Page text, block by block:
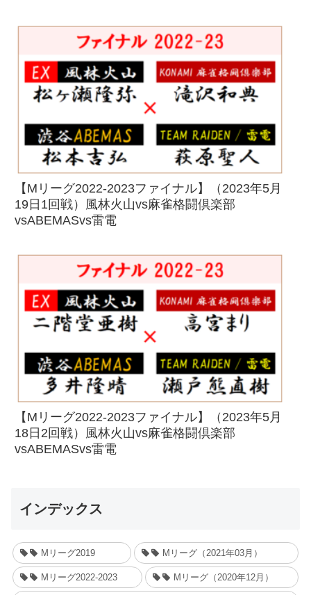
【Mリーグ2022-2023ファイナル】（2023年5月
19日1回戦）風林火山vs麻雀格闘倶楽部
vsABEMASvs雷電
【Mリーグ2022-2023ファイナル】（2023年5月
18日2回戦）風林火山vs麻雀格闘倶楽部
vsABEMASvs雷電
インデックス
Mリーグ2019 Mリーグ（2021年03月）
Mリーグ2022-2023 Mリーグ（2020年12月）